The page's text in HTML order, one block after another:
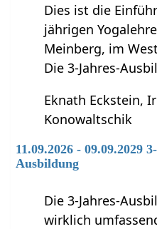
Dies ist die
jährigen
Meinberg, im
Die 3-Jahres-
Eknath Eckstein,
Konowaltschik
11.09.2026 - 09.09.2029
Ausbildung
Die 3-Jahres-
wirklich